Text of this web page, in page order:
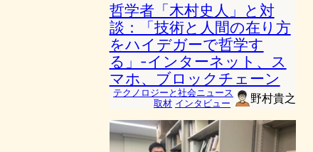
哲学者「木村史人」と対
談：「技術と人間の在り方
をハイデガーで哲学す
る」-インターネット、ス
マホ、ブロックチェーン
テクノロジーと社会ニュース
取材 インタビュー 野村貴之